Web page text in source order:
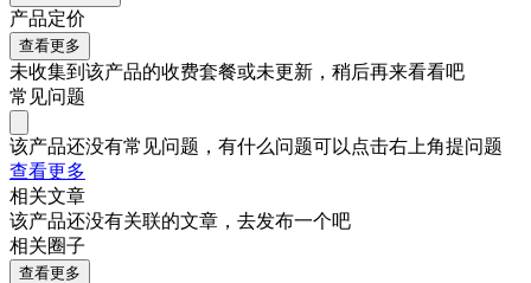
产品定价
查看更多
未收集到该产品的收费套餐或未更新，稍后再来看看吧
常见问题
该产品还没有常见问题，有什么问题可以点击右上角提问题
查看更多
相关文章
该产品还没有关联的文章，去发布一个吧
相关圈子
查看更多